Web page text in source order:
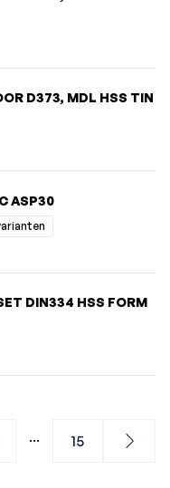
D373, MDL HSS TIN
ASP30
DIN334 HSS FORM
... 15 Next